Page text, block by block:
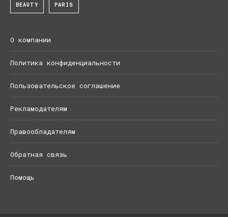
BEAUTY PARIS
О компании
Политика конфиденциальности
Пользовательское соглашение
Рекламодателям
Правообладателям
Обратная связь
Помощь